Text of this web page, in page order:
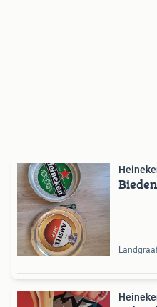
Bieden